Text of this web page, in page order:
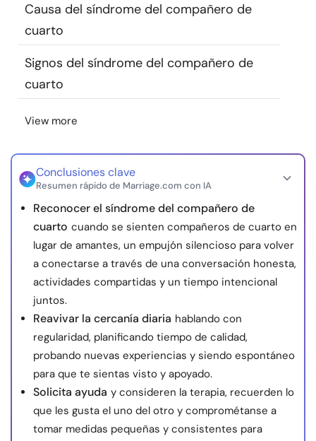
Sobre nosotros Contáctanos Escríbenos
Publicidad con
nosotros
© Copyright 2026. Todos los derechos reservados.
Causa del síndrome del compañero de
cuarto
Signos del síndrome del compañero de
cuarto
View more
Conclusiones clave
Resumen rápido de Marriage.com con IA
Reconocer el síndrome del compañero de
cuarto cuando se sienten compañeros de cuarto en
lugar de amantes, un empujón silencioso para volver
a conectarse a través de una conversación honesta,
actividades compartidas y un tiempo intencional
juntos.
Reavivar la cercanía diaria hablando con
regularidad, planificando tiempo de calidad,
probando nuevas experiencias y siendo espontáneo
para que te sientas visto y apoyado.
Solicita ayuda y consideren la terapia, recuerden lo
que les gusta el uno del otro y comprométanse a
tomar medidas pequeñas y consistentes para